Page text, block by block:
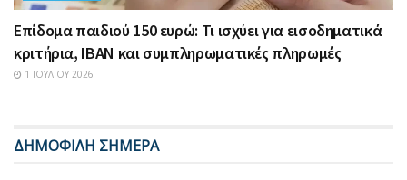
Επίδομα παιδιού 150 ευρώ: Τι ισχύει για εισοδηματικά
κριτήρια, IBAN και συμπληρωματικές πληρωμές
1 ΙΟΥΛΊΟΥ 2026
ΔΗΜΟΦΙΛΗ ΣΗΜΕΡΑ